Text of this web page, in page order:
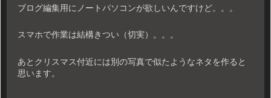
ブログ編集用にノートパソコンが欲しいんですけど。。。
スマホで作業は結構きつい（切実）。。。
あとクリスマス付近には別の写真で似たようなネタを作ると
思います。